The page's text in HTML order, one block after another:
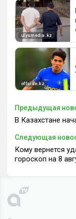
Предыдущая
В Казахстане
Следующая
Кому вернется
гороскоп на 8